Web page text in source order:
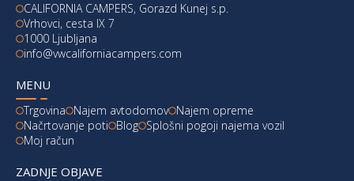
CALIFORNIA CAMPERS, Gorazd Kunej s.p.
Vrhovci, cesta IX 7
1000 Ljubljana
info@vwcaliforniacampers.com
MENU
Trgovina Najem avtodomov Najem opreme
Načrtovanje poti
Blog Splošni pogoji najema vozil
Moj račun
ZADNJE OBJAVE